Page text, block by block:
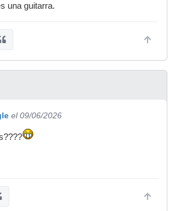
una guitarra.
el 09/06/2026